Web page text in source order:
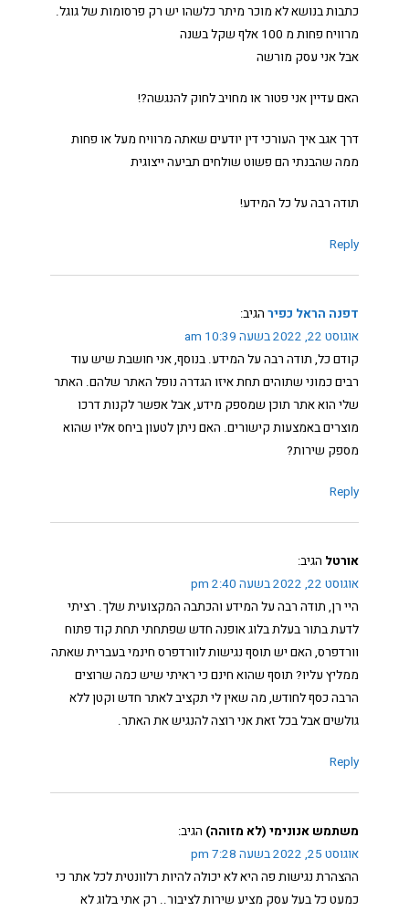
כתבות בנושא לא מוכר מיתר כלשהו יש רק פרסומות של גוגל.
מרוויח פחות מ 100 אלף שקל בשנה
אבל אני עסק מורשה
האם עדיין אני פטור או מחויב לחוק להנגשה?!
דרך אגב איך העורכי דין יודעים שאתה מרוויח מעל או פחות
ממה שהבנתי הם פשוט שולחים תביעה ייצוגית
תודה רבה על כל המידע!
Reply
דפנה הראל כפיר הגיב:
אוגוסט 22, 2022 בשעה 10:39 am
קודם כל, תודה רבה על המידע. בנוסף, אני חושבת שיש עוד
רבים כמוני שתוהים תחת איזו הגדרה נופל האתר שלהם. האתר
שלי הוא אתר תוכן שמספק מידע, אבל אפשר לקנות דרכו
מוצרים באמצעות קישורים. האם ניתן לטעון ביחס אליו שהוא
מספק שירות?
Reply
אורטל הגיב:
אוגוסט 22, 2022 בשעה 2:40 pm
היי רן, תודה רבה על המידע והכתבה המקצועית שלך. רציתי
לדעת בתור בעלת בלוג אופנה חדש שפתחתי תחת קוד פתוח
וורדפרס, האם יש תוסף נגישות לוורדפרס חינמי בעברית שאתה
ממליץ עליו? תוסף שהוא חינם כי ראיתי שיש כמה שרוצים
הרבה כסף לחודש, מה שאין לי תקציב לאתר חדש וקטן ללא
גולשים אבל בכל זאת אני רוצה להנגיש את האתר.
Reply
משתמש אנונימי (לא מזוהה) הגיב:
אוגוסט 25, 2022 בשעה 7:28 pm
ההצהרת נגישות פה היא לא יכולה להיות רלוונטית לכל אתר כי
כמעט כל בעל עסק מציע שירות לציבור.. רק אתי בלוג לא